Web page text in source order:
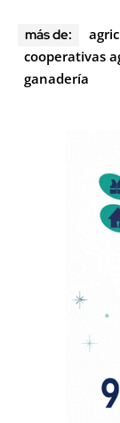
más de:
cooperativas
ganadería